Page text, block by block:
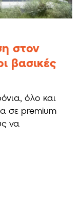
στον
βασικές
όλο και
σε premium
να